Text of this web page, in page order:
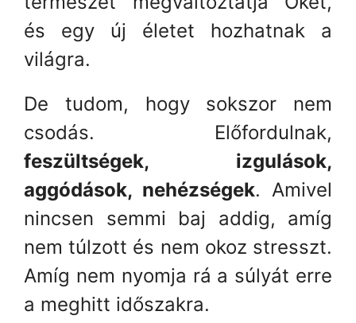
és egy új életet hozhatnak a
világra.
De tudom, hogy sokszor nem
csodás. Előfordulnak,
feszültségek, izgulások,
aggódások, nehézségek. Amivel
nincsen semmi baj addig, amíg
nem túlzott és nem okoz stresszt.
Amíg nem nyomja rá a súlyát erre
a meghitt időszakra.